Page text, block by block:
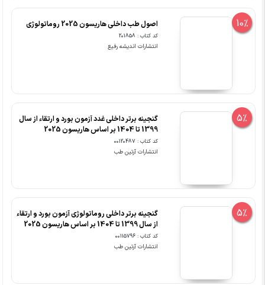
10% اصول طب داخلی هاریسون 2025 روماتولوژی
کد کتاب : 201858
انتشارات اندیشه رفیع
5%
گنجینه برتر داخلی غدد آزمون بورد و ارتقاء از سال
1399 تا 1404 بر اساس هاریسون 2025
کد کتاب : 00120487
انتشارات آرتین طب
5%
گنجینه برتر داخلی روماتولوژی آزمون بورد و ارتقاء
از سال 1399 تا 1404 بر اساس هاریسون 2025
کد کتاب : 00115796
انتشارات آرتین طب